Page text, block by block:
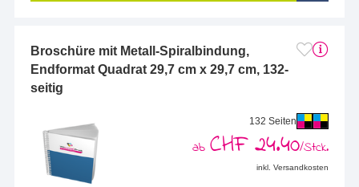
Broschüre mit Metall-Spiralbindung,
Endformat Quadrat 29,7 cm x 29,7 cm, 132-
seitig
132 Seiten
ab CHF 24.40/Stck.
inkl. Versandkosten